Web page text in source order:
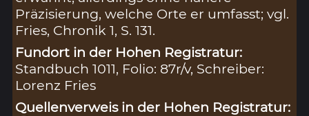
Präzisierung, welche Orte er umfasst; vgl.
Fries, Chronik 1, S. 131.
Fundort in der Hohen Registratur:
Standbuch 1011, Folio: 87r/v, Schreiber:
Lorenz Fries
Quellenverweis in der Hohen Registratur: